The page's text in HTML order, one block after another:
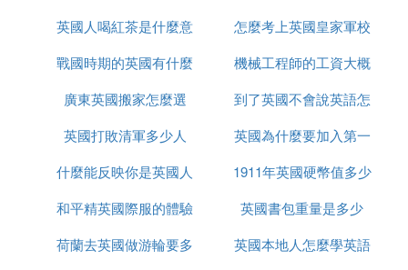
改了
錢
英國人喝紅茶是什麼意
思
怎麼考上英國皇家軍校
戰國時期的英國有什麼
事件
機械工程師的工資大概
多少英國
廣東英國搬家怎麼選
到了英國不會說英語怎
麼辦
英國打敗清軍多少人
英國為什麼要加入第一
次世界大戰
什麼能反映你是英國人
1911年英國硬幣值多少
錢
和平精英國際服的體驗
服如何上去
英國書包重量是多少
荷蘭去英國做游輪要多
英國本地人怎麼學英語